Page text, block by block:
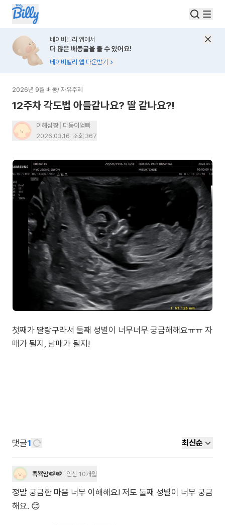
베이비빌리 앱에서
더 많은 베동글을 볼 수 있어요!
베이비빌리 앱 다운받기
2026년 9월 베동/ 자유주제
12주차 각도법 아들같나요? 딸 같나요?!
이해심짱
다둥이엄빠
2026.03.16 조회 367
첫째가 딸랑구라서 둘째 성별이 너무너무 궁금해해요ㅠㅠ 자
매가 될지, 남매가 될지!
댓글1 최신순
뾱뾱맘🍉🍉 임신 10개월
정말 궁금한 마음 너무 이해해요! 저도 둘째 성별이 너무 궁금
해요. 😊